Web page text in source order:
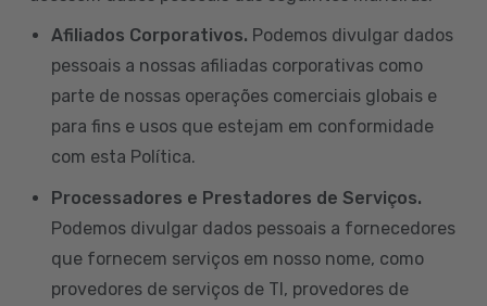
Afiliados Corporativos. Podemos divulgar dados
pessoais a nossas afiliadas corporativas como
parte de nossas operações comerciais globais e
para fins e usos que estejam em conformidade
com esta Política.
Processadores e Prestadores de Serviços.
Podemos divulgar dados pessoais a fornecedores
que fornecem serviços em nosso nome, como
provedores de serviços de TI, provedores de